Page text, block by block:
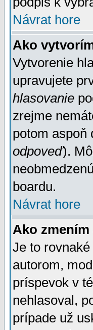
Návrat hore
Ako
Vytvorenie
upravujete
hlasovanie
zrejme
potom aspoň
odpoveď).
boardu.
Návrat hore
Ako
Je to
autorom,
príspevok v
nehlasoval,
prípade už